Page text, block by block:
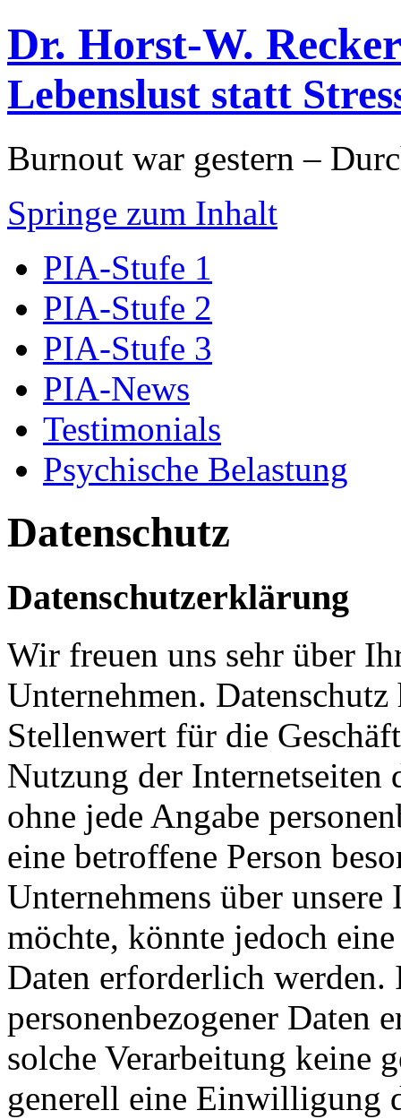
Dr. Horst-W.
Lebenslust statt
Burnout war gestern –
Springe zum Inhalt
PIA-Stufe 1
PIA-Stufe 2
PIA-Stufe 3
PIA-News
Testimonials
Psychische Belastung
Datenschutz
Datenschutzerklärung
Wir freuen uns sehr über
Unternehmen.
Stellenwert für die
Nutzung der
ohne jede Angabe
eine betroffene Person
Unternehmens über
möchte, könnte jedoch
Daten erforderlich werden.
personenbezogener Daten
solche Verarbeitung keine
generell eine Einwilligung